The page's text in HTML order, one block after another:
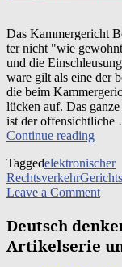
Das Kam­mer­ge­richt
ter nicht "wie
und die
ware gilt als eine der
die beim
lücken auf. Das
ist der
Con­ti­n­ue rea­dingBer­
ner
Justiz
tritt
te
Bür­
Taggedelektronischer
Rechtsverkehr
Leave a Commenton
tritt
Deutsch
Artikelserie